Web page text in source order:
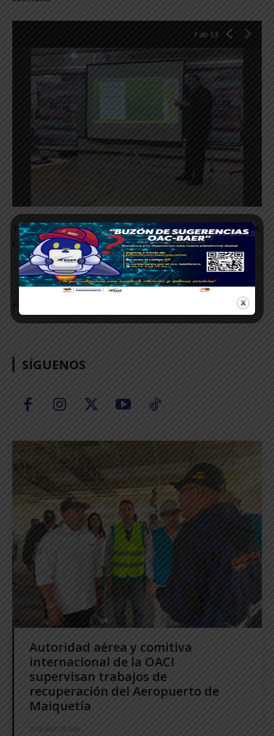
1 de 13
TEXTO: CARMEN DAZA / MARILYN HERRERA / JHORDANA
CHACÓN.
FOTOS: CARMEN DAZA – KRISTEL DELGADO.
SÍGUENOS
Autoridad aérea y comitiva
internacional de la OACI
supervisan trabajos de
recuperación del Aeropuerto de
Maiquetía
30 DE JULIO DE 2026